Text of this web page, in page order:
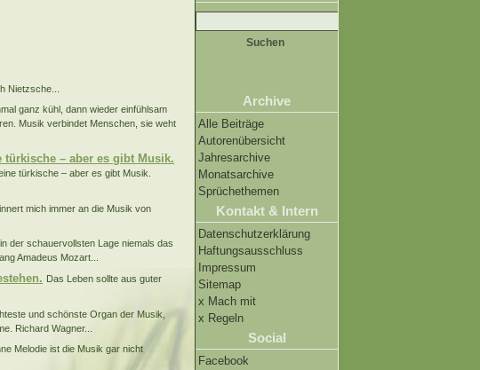
Suche
nach:
Archive
Alle Beiträge
Autorenübersicht
Jahresarchive
Monatsarchive
Sprüchethemen
Kontakt & Intern
Datenschutzerklärung
Haftungsausschluss
Impressum
Sitemap
x Mach mit
x Regeln
Social
Facebook
Nietzsche...
ganz kühl, dann wieder einfühlsam
Musik verbindet Menschen, sie weht
– aber es gibt Musik.
türkische – aber es gibt Musik.
mich immer an die Musik von
der schauervollsten Lage niemals das
Amadeus Mozart...
Das Leben sollte aus guter
und schönste Organ der Musik,
Richard Wagner...
Melodie ist die Musik gar nicht